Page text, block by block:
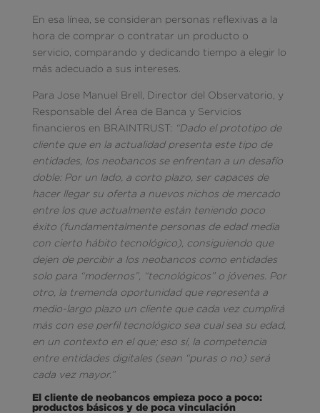
En esa línea, se consideran personas reflexivas a la
hora de comprar o contratar un producto o
servicio, comparando y dedicando tiempo a elegir lo
más adecuado a sus intereses.
Para Jose Manuel Brell, Director del Observatorio, y
Responsable del Área de Banca y Servicios
financieros en BRAINTRUST: “Dado el prototipo de
cliente que en la actualidad presenta este tipo de
entidades, los neobancos se enfrentan a un desafío
doble: Por un lado, a corto plazo, ser capaces de
hacer llegar su oferta a nuevos nichos de mercado
entre los que actualmente están teniendo poco
éxito (fundamentalmente personas de edad media
con cierto hábito tecnológico), consiguiendo que
dejen de percibir a los neobancos como entidades
solo para “modernos”, “tecnológicos” o jóvenes. Por
otro, la tremenda oportunidad que representa a
medio-largo plazo un cliente que cada vez cumplirá
más con ese perfil tecnológico sea cual sea su edad,
en un contexto en el que; eso sí, la competencia
entre entidades digitales (sean “puras o no) será
cada vez mayor.”
El cliente de neobancos empieza poco a poco:
productos básicos y de poca vinculación